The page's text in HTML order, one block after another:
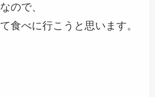
ので、
食べに行こうと思います。